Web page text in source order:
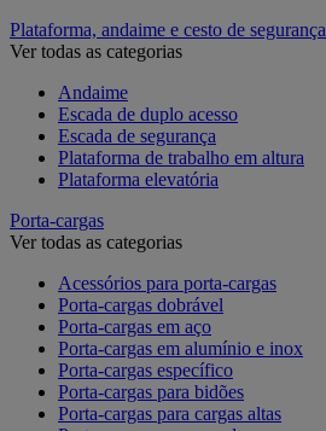
Plataforma, andaime e cesto de segurança
Ver todas as categorias
Andaime
Escada de duplo acesso
Escada de segurança
Plataforma de trabalho em altura
Plataforma elevatória
Porta-cargas
Ver todas as categorias
Acessórios para porta-cargas
Porta-cargas dobrável
Porta-cargas em aço
Porta-cargas em alumínio e inox
Porta-cargas específico
Porta-cargas para bidões
Porta-cargas para cargas altas